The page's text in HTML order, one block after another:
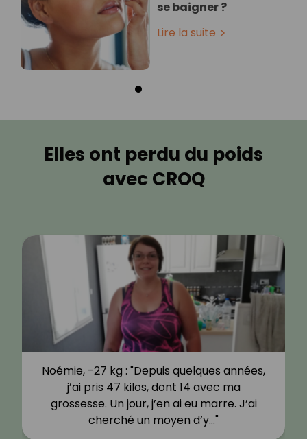
se baigner ?
Lire la suite
Elles ont perdu du poids
avec CROQ
Noémie, -27 kg : "Depuis quelques années,
j’ai pris 47 kilos, dont 14 avec ma
grossesse. Un jour, j’en ai eu marre. J’ai
cherché un moyen d’y…"